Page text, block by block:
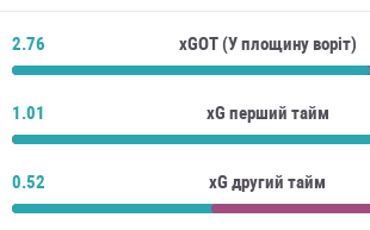
2.76 xGOT (У площину воріт)
1.01 xG перший тайм
0.52 xG другий тайм